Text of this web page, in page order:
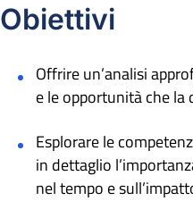
Obiettivi
Offrire un’analisi
e le opportunità che la
Esplorare le
in dettaglio
nel tempo e